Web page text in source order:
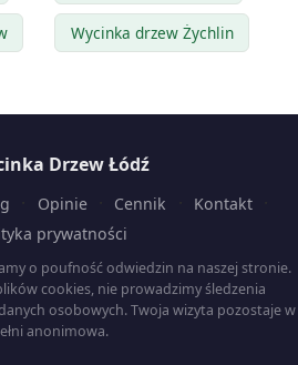
Wycinka drzew Żychlin
Drzew Łódź
Opinie Cennik Kontakt
prywatności
o poufność odwiedzin na naszej stronie.
cookies, nie prowadzimy śledzenia
osobowych. Twoja wizyta pozostaje w
anonimowa.